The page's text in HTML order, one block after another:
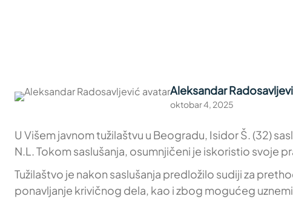
Aleksandar
oktobar 4, 2025
U Višem javnom tužilaštvu u Beogradu, Isidor Š. (32)
N.L. Tokom saslušanja, osumnjičeni je iskoristio svoje
Tužilaštvo je nakon saslušanja predložilo sudiji za
ponavljanje krivičnog dela, kao i zbog mogućeg